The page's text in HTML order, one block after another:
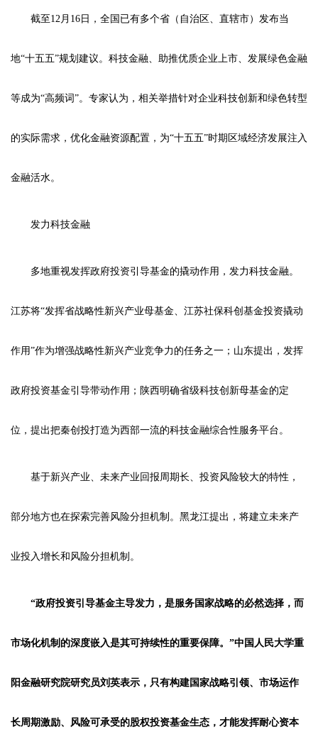
截至12月16日，全国已有多个省（自治区、直辖市）发布当
地“十五五”规划建议。科技金融、助推优质企业上市、发展绿色金融
等成为“高频词”。专家认为，相关举措针对企业科技创新和绿色转型
的实际需求，优化金融资源配置，为“十五五”时期区域经济发展注入
金融活水。
发力科技金融
多地重视发挥政府投资引导基金的撬动作用，发力科技金融。
江苏将“发挥省战略性新兴产业母基金、江苏社保科创基金投资撬动
作用”作为增强战略性新兴产业竞争力的任务之一；山东提出，发挥
政府投资基金引导带动作用；陕西明确省级科技创新母基金的定
位，提出把秦创投打造为西部一流的科技金融综合性服务平台。
基于新兴产业、未来产业回报周期长、投资风险较大的特性，
部分地方也在探索完善风险分担机制。黑龙江提出，将建立未来产
业投入增长和风险分担机制。
“政府投资引导基金主导发力，是服务国家战略的必然选择，而
市场化机制的深度嵌入是其可持续性的重要保障。”中国人民大学重
阳金融研究院研究员刘英表示，只有构建国家战略引领、市场运作
长周期激励、风险可承受的股权投资基金生态，才能发挥耐心资本